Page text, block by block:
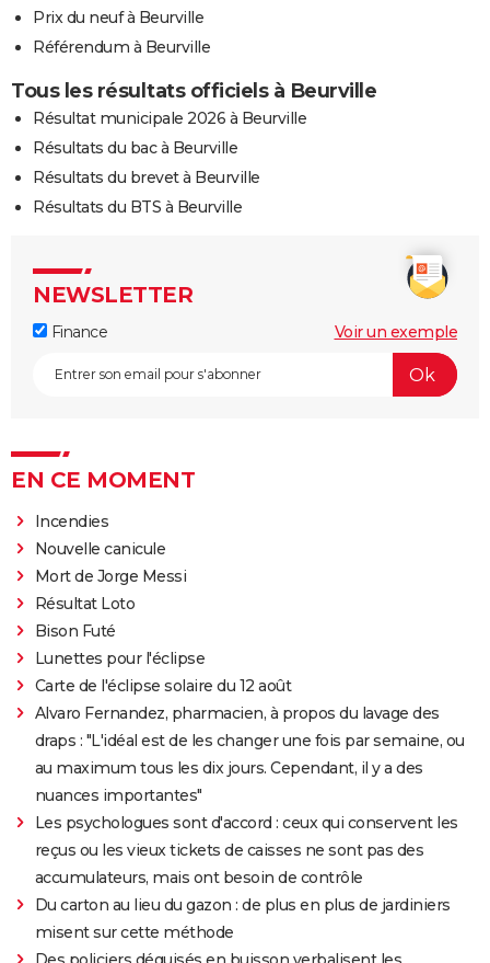
Prix du neuf à Beurville
Référendum à Beurville
Tous les résultats officiels à Beurville
Résultat municipale 2026 à Beurville
Résultats du bac à Beurville
Résultats du brevet à Beurville
Résultats du BTS à Beurville
NEWSLETTER
Finance Voir un exemple
EN CE MOMENT
Incendies
Nouvelle canicule
Mort de Jorge Messi
Résultat Loto
Bison Futé
Lunettes pour l'éclipse
Carte de l'éclipse solaire du 12 août
Alvaro Fernandez, pharmacien, à propos du lavage des
draps : "L'idéal est de les changer une fois par semaine, ou
au maximum tous les dix jours. Cependant, il y a des
nuances importantes"
Les psychologues sont d'accord : ceux qui conservent les
reçus ou les vieux tickets de caisses ne sont pas des
accumulateurs, mais ont besoin de contrôle
Du carton au lieu du gazon : de plus en plus de jardiniers
misent sur cette méthode